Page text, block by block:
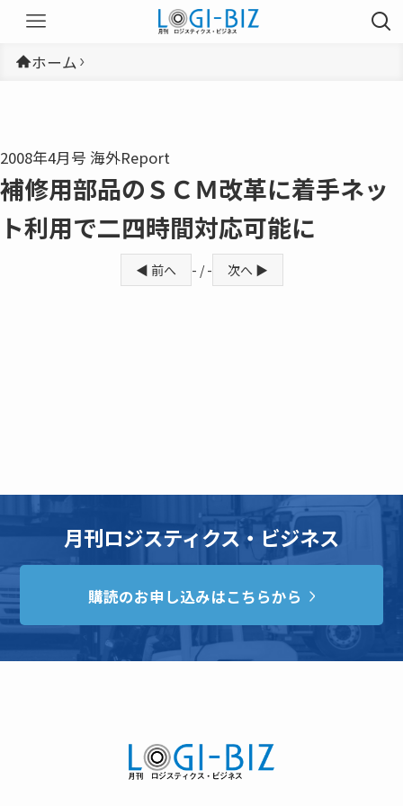
ホーム
2008年4月号 海外Report
補修用部品のＳＣＭ改革に着手ネッ
ト利用で二四時間対応可能に
◀ 前へ - / - 次へ ▶
月刊ロジスティクス・ビジネス
購読のお申し込みはこちらから